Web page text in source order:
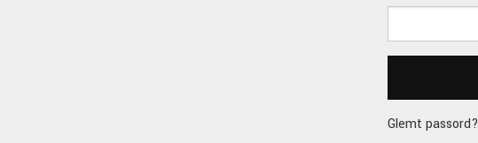
Glemt passord?